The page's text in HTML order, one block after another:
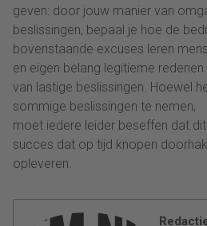
geven: door jouw manier van
beslissingen, bepaal je hoe de
bovenstaande excuses leren
en eigen belang legitieme
van lastige beslissingen. Hoewel
sommige beslissingen te nemen,
moet iedere leider beseffen dat
succes dat op tijd knopen
opleveren.